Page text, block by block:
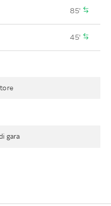
85'
45'
gara